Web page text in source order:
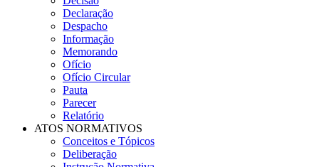
Declaração
Despacho
Informação
Memorando
Ofício
Ofício Circular
Pauta
Parecer
Relatório
ATOS NORMATIVOS
Conceitos e Tópicos
Deliberação